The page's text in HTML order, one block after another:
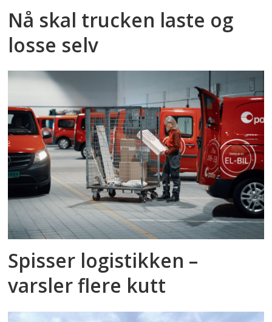
Nå skal trucken laste og
losse selv
Spisser logistikken –
varsler flere kutt